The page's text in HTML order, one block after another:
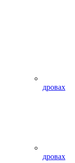
дровах
дровах